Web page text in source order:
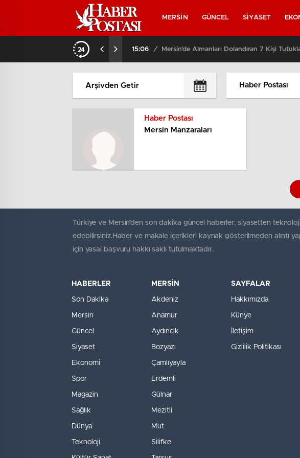
MERSİN GÜNCEL SİYASET
15:06 / Mersin’de Almanları Dolandıran 7 Kişi
Haber Postası
Haber Postası
Mersin Manzaraları
Türkiye ve Mersin’den son dakika güncel haberler; siyasetten
edebilirsiniz.Haber ve makale içerikleri kaynak gösterilmeden alıntı
için yasal başvuru hakkı saklı tutulmaktadır.
HABERLER
Son Dakika
Mersin
Güncel
Siyaset
Ekonomi
Spor
Magazin
Sağlık
Dünya
Teknoloji
MERSİN
Akdeniz
Anamur
Aydıncık
Bozyazı
Çamlıyayla
Erdemli
Gülnar
Mezitli
Mut
Silifke
SAYFALAR
Hakkımızda
Künye
İletişim
Gizlilik Politikası